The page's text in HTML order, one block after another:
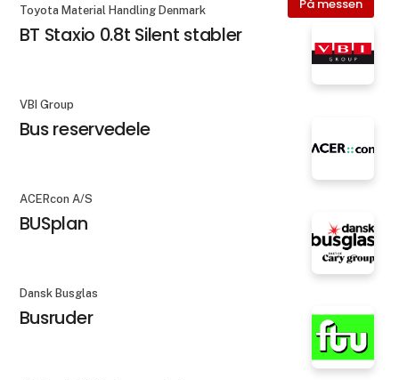
På messen
Toyota Material Handling Denmark
BT Staxio 0.8t Silent stabler
VBI Group
Bus reservedele
ACERcon A/S
BUSplan
Dansk Busglas
Busruder